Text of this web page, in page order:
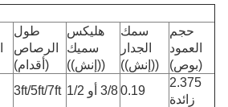
حجم
العمود
(بوص)
سمك
الجدار
((إنش))
هليكس
سميك
((إنش))
طول
الرصاص
(أقدام)
2.375
زائدة
0.193/8 أو 1/2 3ft/5ft/7ft